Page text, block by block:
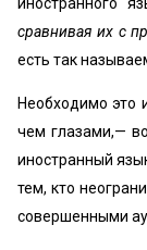
сравнивая их с
есть так
Необходимо это
чем глазами,—
иностранный
тем, кто
совершенными